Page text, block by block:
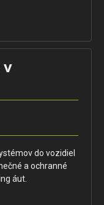
v
do vozidiel
a ochranné
áut.